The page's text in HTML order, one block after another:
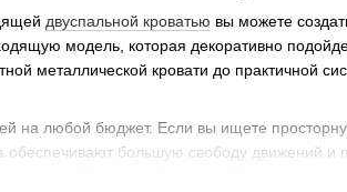
двуспальной кроватью вы можете
модель, которая декоративно
металлической кровати до практичной
на любой бюджет. Если вы ищете
большую свободу движений и